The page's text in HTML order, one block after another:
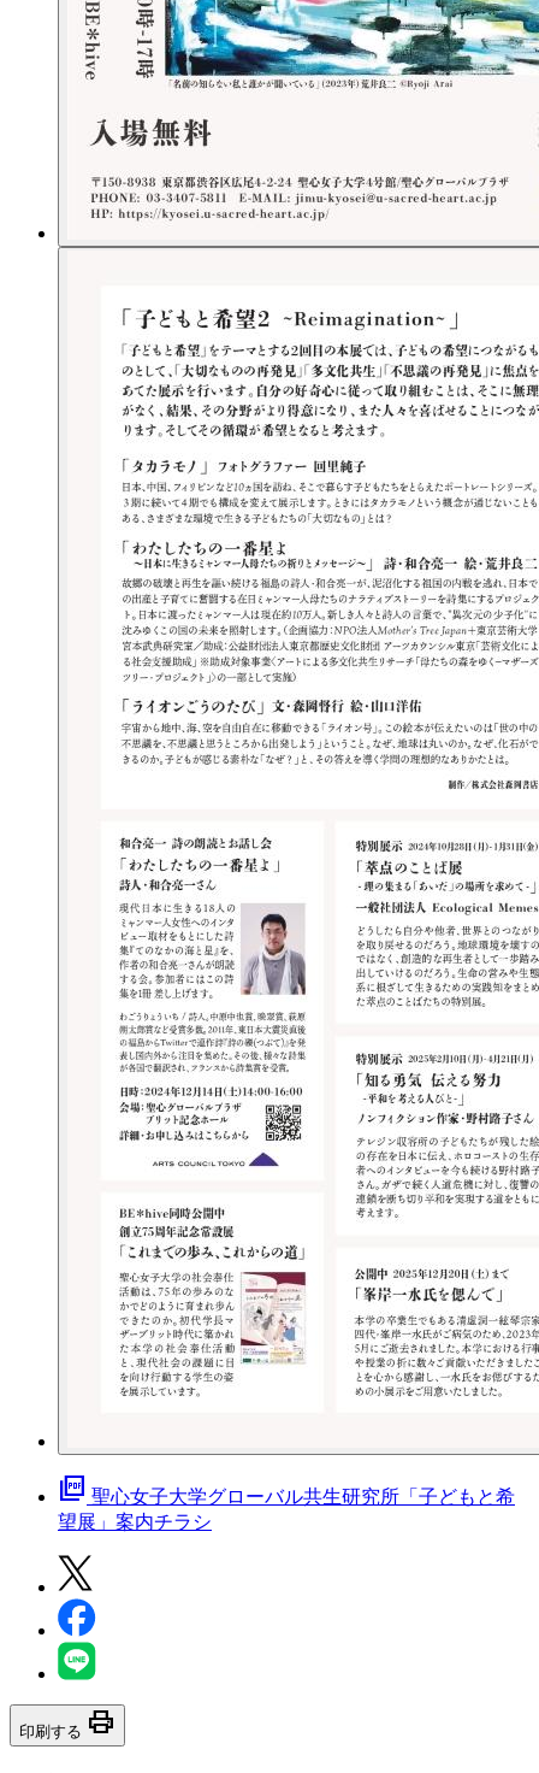
picture_as_pdf 聖心女子大学グローバル共生研究所「子どもと希
望展」案内チラシ
印刷する print